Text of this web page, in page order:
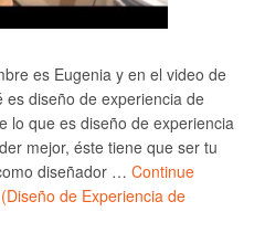
es Eugenia y en el video de
es diseño de experiencia de
lo que es diseño de experiencia
mejor, éste tiene que ser tu
diseñador … Continue
de Experiencia de